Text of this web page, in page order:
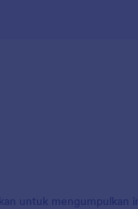
untuk mengumpulkan